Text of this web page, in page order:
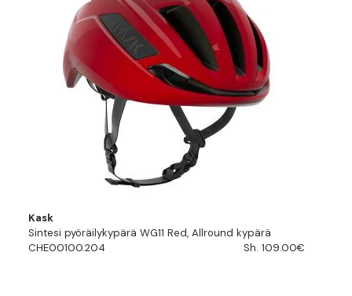
Kask
Sintesi pyöräilykypärä WG11 Red, Allround kypärä
CHE00100.204
Sh. 109.00€